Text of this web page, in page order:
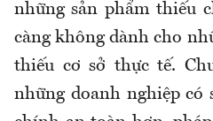
những sản phẩm thiếu
càng không dành cho
thiếu cơ sở thực tế.
những doanh nghiệp